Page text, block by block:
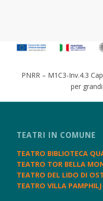
PNRR – M1C3-Inv.4.3
per
TEATRI IN COMUNE
TEATRO BIBLIOTECA
TEATRO TOR BELLA
TEATRO DEL LIDO DI
TEATRO VILLA PAMPHILJ